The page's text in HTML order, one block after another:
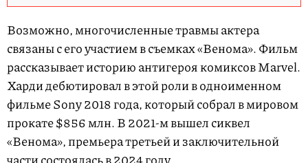
Возможно, многочисленные травмы актера
связаны с его участием в съемках «Венома». Фильм
рассказывает историю антигероя комиксов Marvel.
Харди дебютировал в этой роли в одноименном
фильме Sony 2018 года, который собрал в мировом
прокате $856 млн. В 2021-м вышел сиквел
«Венома», премьера третьей и заключительной